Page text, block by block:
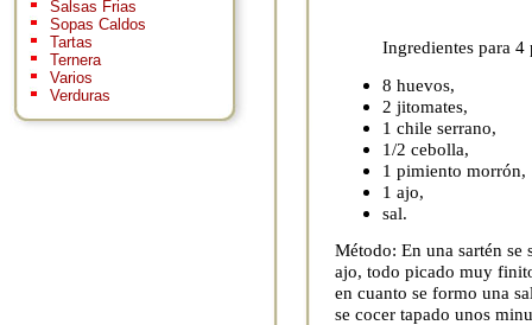
Salsas Frias
Sopas Caldos
Tartas
Ternera
Varios
Verduras
Ingredientes para 4
8 huevos,
2 jitomates,
1 chile serrano,
1/2 cebolla,
1 pimiento morrón,
1 ajo,
sal.
Método: En una sartén
ajo, todo picado muy
en cuanto se formo una
se cocer tapado unos